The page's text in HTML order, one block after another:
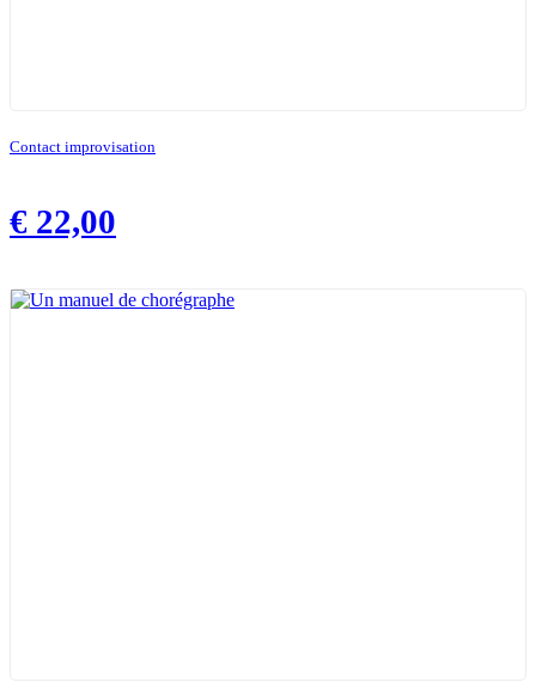
Contact improvisation
€ 22,00